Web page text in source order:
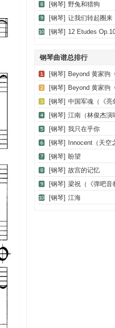
[钢琴] 野兔和猎狗
[钢琴] 让我们转起圈来
[钢琴] 12 Etudes
钢琴曲谱总排行
[钢琴] Beyond 黄家驹
[钢琴] Beyond 黄家驹
[钢琴] 中国军魂（《亮
[钢琴] 江南（林俊杰演
[钢琴] 我只在乎你
[钢琴]
Innocent（天空
[钢琴] 盼望
[钢琴] 故宫的记忆
[钢琴] 梁祝（《弹吧音
[钢琴] 江海